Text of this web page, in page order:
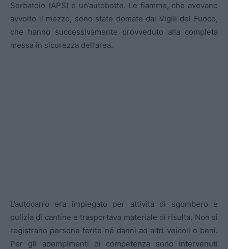
Serbatoio (APS) e un’autobotte. Le fiamme, che avevano
avvolto il mezzo, sono state domate dai Vigili del Fuoco,
che hanno successivamente provveduto alla completa
messa in sicurezza dell’area.
L’autocarro era impiegato per attività di sgombero e
pulizia di cantine e trasportava materiale di risulta. Non si
registrano persone ferite né danni ad altri veicoli o beni.
Per gli adempimenti di competenza sono intervenuti